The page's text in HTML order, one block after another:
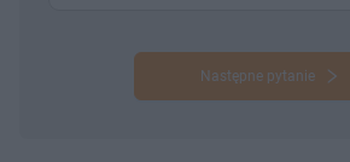
Następne pytanie